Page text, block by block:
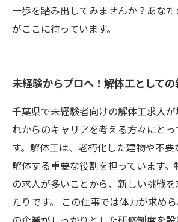
一歩を踏み出してみませんか？あな
がここに待っています。
未経験からプロへ！解体工として
千葉県で未経験者向けの解体工求人
れからのキャリアを考える方々にと
す。解体工は、老朽化した建物や不
解体する重要な役割を担っています
の求人が多いことから、新しい挑戦
たりです。 この仕事では体力が求め